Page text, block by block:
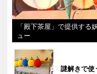
「殿下茶屋」で提供する
ュー
謎解きで使